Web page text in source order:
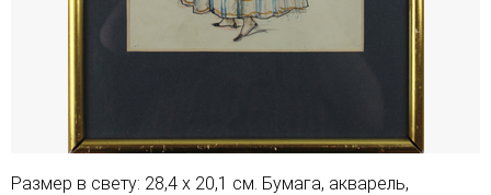
Размер в свету: 28,4 х 20,1 см. Бумага, акварель,